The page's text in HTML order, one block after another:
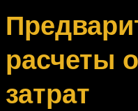
расчеты
затрат